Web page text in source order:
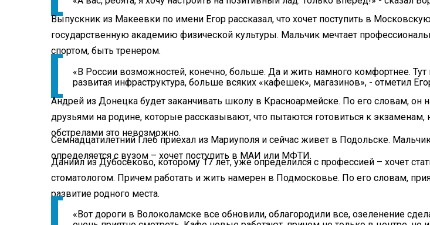
Выпускник из Макеевки по имени Егор рассказал, что хочет поступить в
государственную академию физической культуры. Мальчик мечтает
спортом, быть тренером.
«В России возможностей, конечно, больше. Да и жить намного комфортнее. Тут
развитая инфраструктура, больше всяких «кафешек», магазинов», - отметил
Андрей из Донецка будет заканчивать школу в Красноармейске. По его словам, он
друзьями на родине, которые рассказывают, что пытаются готовиться к экзаменам,
обстрелами это невозможно.
Семнадцатилетний Глеб приехал из Мариуполя и сейчас живет в Подольске.
определяется с вузом – хочет поступить в МАИ или МФТИ.
Даниил из Дубосеково, которому 17 лет, уже определился с профессией – хочет
стоматологом. Причем работать и жить намерен в Подмосковье. По его словам,
развитие родного места.
«Вот дороги в Волоколамске все обновили, облагородили все, озеленение